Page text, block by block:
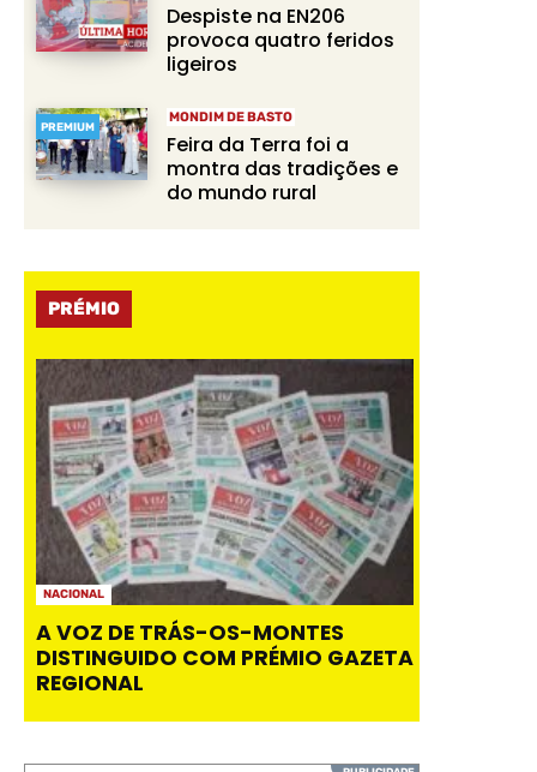
Despiste na EN206
provoca quatro feridos
ligeiros
PREMIUM
MONDIM DE BASTO
Feira da Terra foi a
montra das tradições e
do mundo rural
PRÉMIO
NACIONAL
A VOZ DE TRÁS-OS-MONTES
DISTINGUIDO COM PRÉMIO GAZETA
REGIONAL